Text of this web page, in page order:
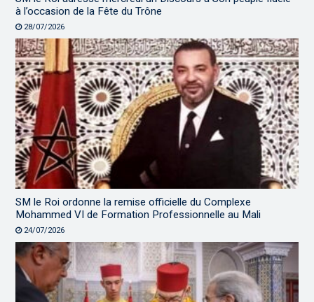
à l’occasion de la Fête du Trône
28/07/2026
SM le Roi ordonne la remise officielle du Complexe
Mohammed VI de Formation Professionnelle au Mali
24/07/2026